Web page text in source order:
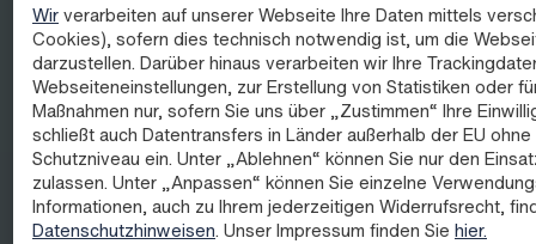
Wirverarbeiten auf unserer Webseite Ihre Daten mittels
Cookies), sofern dies technisch notwendig ist, um die
darzustellen. Darüber hinaus verarbeiten wir Ihre
Webseiteneinstellungen, zur Erstellung von Statistiken oder
Maßnahmen nur, sofern Sie uns über „Zustimmen“ Ihre
schließt auch Datentransfers in Länder außerhalb der EU
Schutzniveau ein. Unter „Ablehnen“ können Sie nur den
zulassen. Unter „Anpassen“ können Sie einzelne
Informationen, auch zu Ihrem jederzeitigen Widerrufsrecht,
Datenschutzhinweisen. Unser Impressum finden Sie hier.